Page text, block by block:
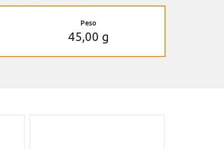
Peso
45,00 g